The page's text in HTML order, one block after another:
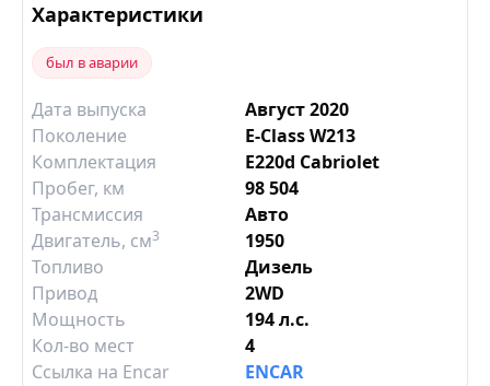
Характеристики
был в аварии
Дата выпуска
Август 2020
Поколение
E-Class W213
Комплектация
E220d Cabriolet
Пробег, км
98 504
Трансмиссия
Авто
Двигатель, см3
1950
Топливо
Дизель
Привод
2WD
Мощность
194 л.с.
Кол-во мест
4
Ссылка на Encar
ENCAR